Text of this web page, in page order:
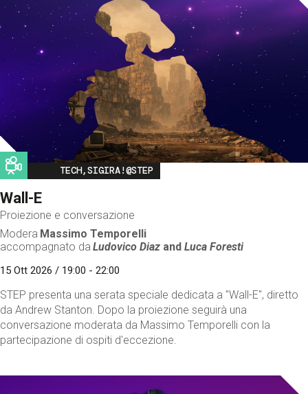
Image
TECH,SIGIRA!@STEP
Wall-E
Proiezione e conversazione
Modera Massimo Temporelli
accompagnato da Ludovico Diaz andLuca Foresti
15 Ott 2026 / 19:00 - 22:00
STEP presenta una serata speciale dedicata a "Wall-E", diretto
da Andrew Stanton. Dopo la proiezione seguirà una
conversazione moderata da Massimo Temporelli con la
partecipazione di ospiti d'eccezione.